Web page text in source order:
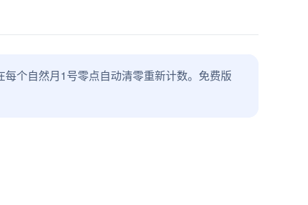
个自然月1号零点自动清零重新计数。免费版